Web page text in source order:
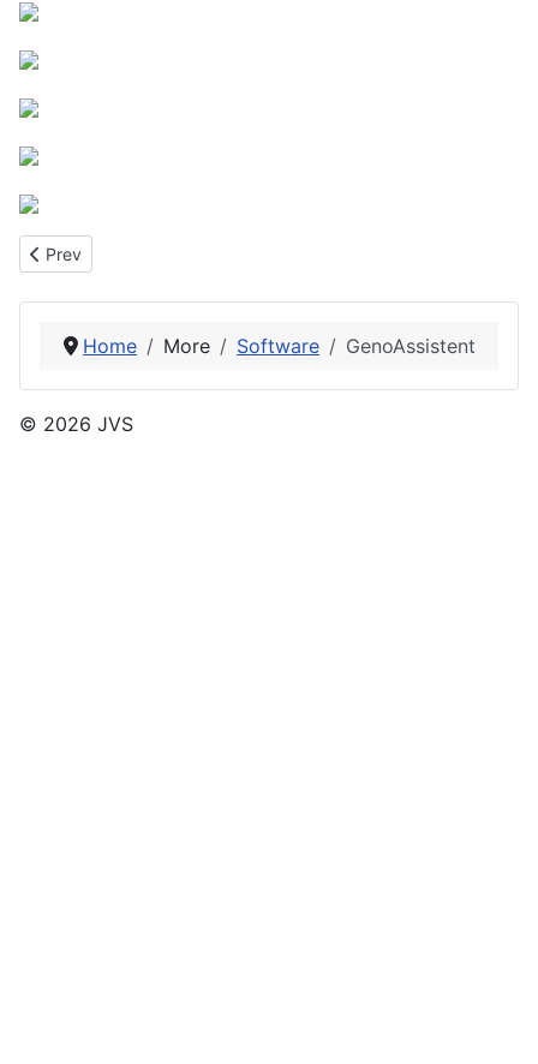
Previous article: Cool Remy List
Prev
Home More Software GenoAssistent
© 2026 JVS